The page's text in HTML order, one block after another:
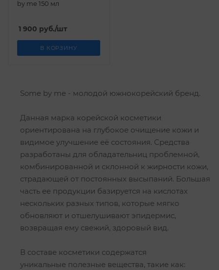
by me 150 мл
1 900 руб./шт
В КОРЗИНУ
Some by me - молодой южнокорейский бренд.
Данная марка корейской косметики
ориентирована на глубокое очищение кожи и
видимое улучшение её состояния. Средства
разработаны для обладательниц проблемной,
комбинированной и склонной к жирности кожи,
страдающей от постоянных высыпаний. Большая
часть ее продукции базируется на кислотах
нескольких разных типов, которые мягко
обновляют и отшелушивают эпидермис,
возвращая ему свежий, здоровый вид.
В составе косметики содержатся
уникальные полезные вещества, такие как: